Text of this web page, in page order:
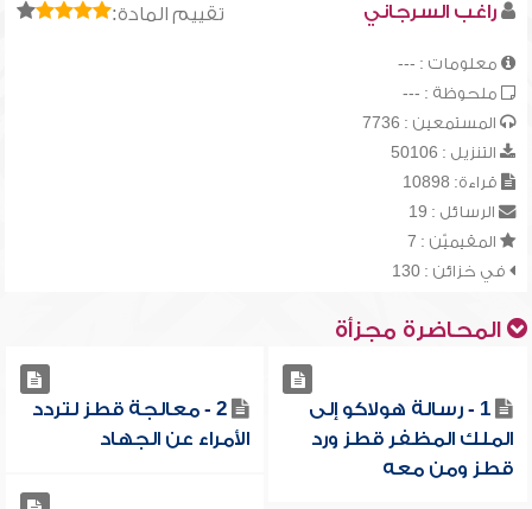
تقييم المادة: راغب السرجاني
معلومات : ---
ملحوظة : ---
المستمعين : 7736
التنزيل : 50106
قراءة: 10898
الرسائل : 19
المقيميّن : 7
في خزائن : 130
المحاضرة مجزأة
1 - رسالة هولاكو إلى
الملك المظفر قطز ورد
قطز ومن معه
2 - معالجة قطز لتردد
الأمراء عن الجهاد